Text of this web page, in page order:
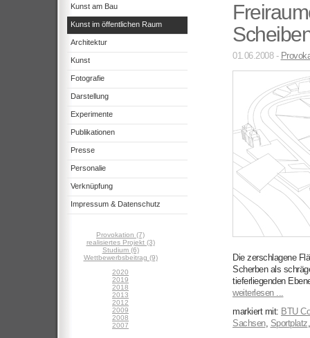
Kunst am Bau
Kunst im öffentlichen Raum
Architektur
Kunst
Fotografie
Darstellung
Experimente
Publikationen
Presse
Personalie
Verknüpfung
Impressum & Datenschutz
Provokation (7)
realisiertes Projekt (3)
Studium (6)
Wettbewerbsbeitrag (9)
2020
2019
2018
2013
2012
2009
2008
2007
01.06.2008 -
Die zerschlagene
Scherben als
tieferliegenden
weiterlesen ...
markiert mit: BTU
Sachsen, Sportplatz